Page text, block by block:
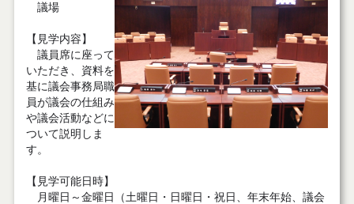
議場
【見学内容】
議員席に座って
いただき、資料を
基に議会事務局職
員が議会の仕組み
や議会活動などに
ついて説明しま
す。
【見学可能日時】
月曜日～金曜日（土曜日・日曜日・祝日、年末年始、議会